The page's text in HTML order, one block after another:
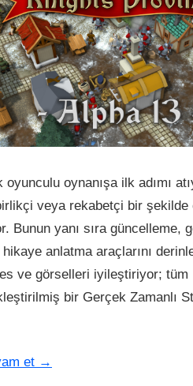
oynanışa ilk adımı
veya rekabetçi bir şekilde
Bunun yanı sıra güncelleme,
anlatma araçlarını
ve görselleri iyileştiriyor; tüm
bir Gerçek Zamanlı
et →